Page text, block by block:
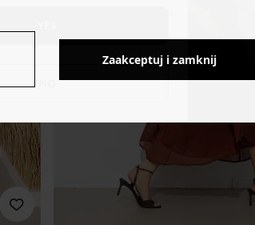
Zaakceptuj i zamknij